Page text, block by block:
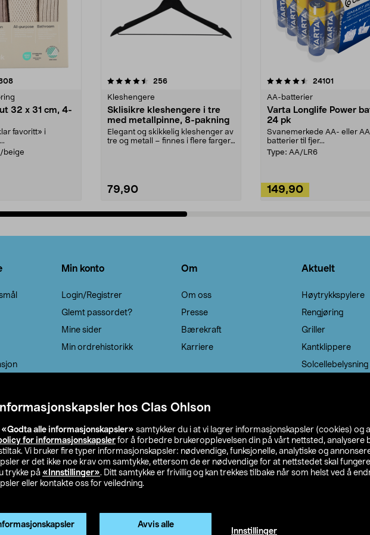
hos Clas Ohlson
«Godta alle informasjonskapsler» samtykker du i at vi lagrer informasjonskapsler (cookies) og
for informasjonskapsler for å forbedre brukeropplevelsen din på vårt nettsted, analysere
Vi bruker fire typer informasjonskapsler: nødvendige, funksjonelle, analytiske og
er det ikke noe krav om samtykke, ettersom de er nødvendige for at nettstedet skal
trykke på «Innstillinger». Ditt samtykke er frivillig og kan trekkes tilbake når som helst ved å
eller kontakte oss for veiledning.
Avvis alle
Innstillinger
anmeldelser
32 x 31 cm, 4-
favoritt» i
beige
5 stjerner 256anmeldelser
Kleshengere
Sklisikre kleshengere i tre
med metallpinne, 8-pakning
Elegant og skikkelig kleshenger av
tre og metall – finnes i flere farger.
79,90
4.5av 5 stjerner 24101
AA-batterier
Varta Longlife Power
24 pk
Svanemerkede AA- eller
batterier til fjer...
Type: AA/LR6
149,90
4.5av 5 stjerner
Min konto
Login/Registrer
Glemt passordet?
Mine sider
Min ordrehistorikk
Om
Om oss
Presse
Bærekraft
Karriere
Aktuelt
Høytrykkspylere
Rengjøring
Griller
Kantklippere
Solcellebelysning